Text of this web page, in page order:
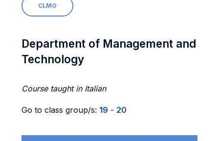
CLMG
Department of Management and
Technology
Course taught in Italian
Go to class group/s: 19 - 20